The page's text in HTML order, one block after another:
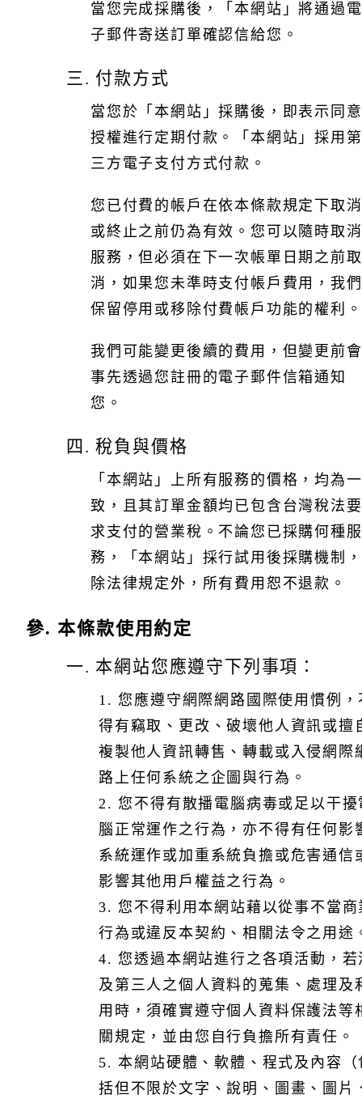
當您完成採購後，「本網站」將通過電
子郵件寄送訂單確認信給您。
三. 付款方式
當您於「本網站」採購後，即表示同意
授權進行定期付款。「本網站」採用第
三方電子支付方式付款。
您已付費的帳戶在依本條款規定下取消
或終止之前仍為有效。您可以隨時取消
服務，但必須在下一次帳單日期之前取
消，如果您未準時支付帳戶費用，我們
保留停用或移除付費帳戶功能的權利。
我們可能變更後續的費用，但變更前會
事先透過您註冊的電子郵件信箱通知
您。
四. 稅負與價格
「本網站」上所有服務的價格，均為一
致，且其訂單金額均已包含台灣稅法要
求支付的營業稅。不論您已採購何種服
務，「本網站」採行試用後採購機制，
除法律規定外，所有費用恕不退款。
參. 本條款使用約定
一. 本網站您應遵守下列事項：
1. 您應遵守網際網路國際使用慣例，
得有竊取、更改、破壞他人資訊或擅
複製他人資訊轉售、轉載或入侵網際
路上任何系統之企圖與行為。
2. 您不得有散播電腦病毒或足以干擾
腦正常運作之行為，亦不得有任何影
系統運作或加重系統負擔或危害通信
影響其他用戶權益之行為。
3. 您不得利用本網站藉以從事不當商
行為或違反本契約、相關法令之用途
4. 您透過本網站進行之各項活動，若
及第三人之個人資料的蒐集、處理及
用時，須確實遵守個人資料保護法等
關規定，並由您自行負擔所有責任。
5. 本網站硬體、軟體、程式及內容（
括但不限於文字、說明、圖畫、圖片